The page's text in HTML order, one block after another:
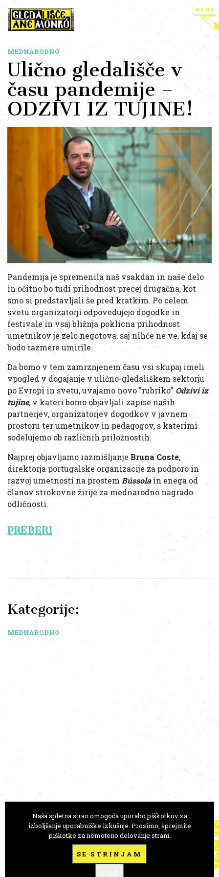
menu
MEDNARODNO
Ulično gledališče v
času pandemije –
ODZIVI IZ TUJINE!
Pandemija je spremenila naš vsakdan in naše delo
in očitno bo tudi prihodnost precej drugačna, kot
smo si predstavljali še pred kratkim. Po celem
svetu organizatorji odpovedujejo dogodke in
festivale in vsaj bližnja poklicna prihodnost
umetnikov je zelo negotova, saj nihče ne ve, kdaj se
bodo razmere umirile.
Da bomo v tem zamrznjenem času vsi skupaj imeli
vpogled v dogajanje v ulično-gledališkem sektorju
po Evropi in svetu, uvajamo novo ”rubriko” Odzivi iz
tujine, v kateri bomo objavljali zapise naših
partnerjev, organizatorjev dogodkov v javnem
prostoru ter umetnikov in pedagogov, s katerimi
sodelujemo ob različnih priložnostih.
Najprej objavljamo razmišljanje Bruna Coste,
direktorja portugalske organizacije za podporo in
razvoj umetnosti na prostem Bússolain enega od
članov strokovne žirije za mednarodno nagrado
odličnosti.
PREBERI
Kategorije:
MEDNARODNO
GLEDALIŠČE ANE MONRO
Trg Prekomorskih brigad 1
1000 Ljubljana, Slovenija
Naša spletna stran omogoča uporabo piškotkov za
izboljšanje uporabniške izkušnje. Prosimo, sprejmite
piškotke za nemoteno delovanje strani.
SE STRINJAM